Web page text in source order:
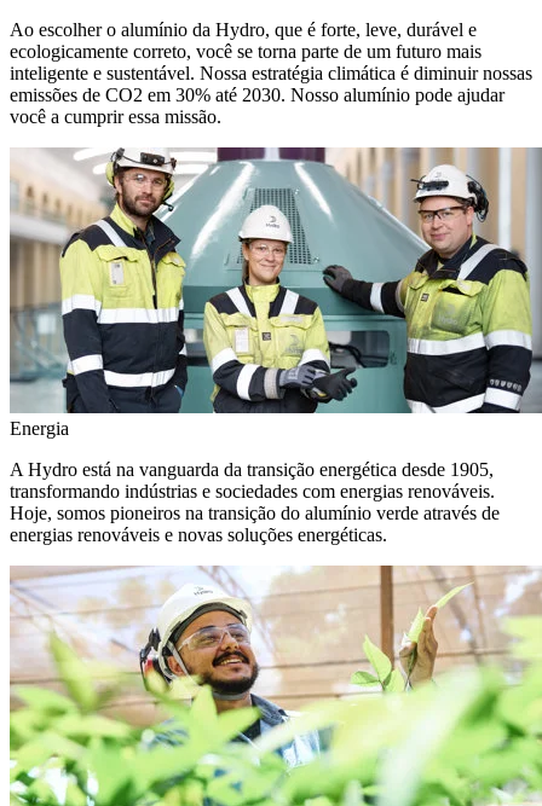
Ao escolher o alumínio da Hydro, que é forte, leve, durável e
ecologicamente correto, você se torna parte de um futuro mais
inteligente e sustentável. Nossa estratégia climática é diminuir nossas
emissões de CO2 em 30% até 2030. Nosso alumínio pode ajudar
você a cumprir essa missão.
Energia
A Hydro está na vanguarda da transição energética desde 1905,
transformando indústrias e sociedades com energias renováveis.
Hoje, somos pioneiros na transição do alumínio verde através de
energias renováveis e novas soluções energéticas.